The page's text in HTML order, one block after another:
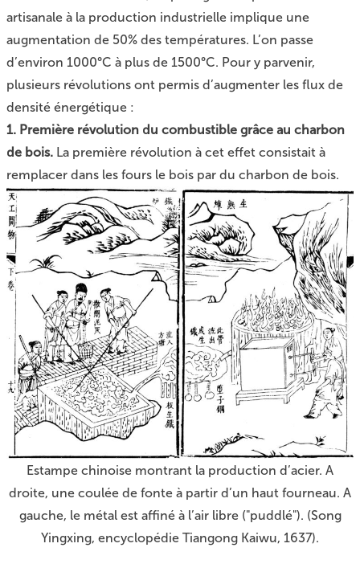
artisanale à la production industrielle implique une
augmentation de 50% des températures. L’on passe
d’environ 1000°C à plus de 1500°C. Pour y parvenir,
plusieurs révolutions ont permis d’augmenter les flux de
densité énergétique :
1. Première révolution du combustible grâce au charbon
de bois. La première révolution à cet effet consistait à
remplacer dans les fours le bois par du charbon de bois.
Estampe chinoise montrant la production d’acier. A
droite, une coulée de fonte à partir d’un haut fourneau. A
gauche, le métal est affiné à l’air libre ("puddlé"). (Song
Yingxing, encyclopédie Tiangong Kaiwu, 1637).